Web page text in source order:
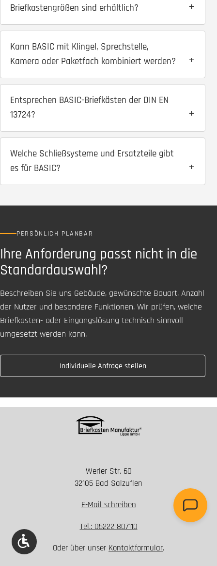
Briefkastengrößen sind erhältlich?
Kann BASIC mit Klingel, Sprechstelle,
Kamera oder Paketfach kombiniert werden?
Entsprechen BASIC-Briefkästen der DIN EN
13724?
Welche Schließsysteme und Ersatzteile gibt
es für BASIC?
PERSÖNLICH PLANBAR
Ihre Anforderung passt nicht in die
Standardauswahl?
Beschreiben Sie uns Gebäude, gewünschte Bauart, Anzahl
der Nutzer und besondere Funktionen. Wir prüfen, welche
Briefkasten- oder Eingangslösung technisch sinnvoll
umgesetzt werden kann.
Individuelle Anfrage stellen
Werler Str. 60
32105 Bad Salzuflen
E-Mail schreiben
Tel.: 05222 807110
Oder über unser Kontaktformular.
Werkzeugleiste anzeigen